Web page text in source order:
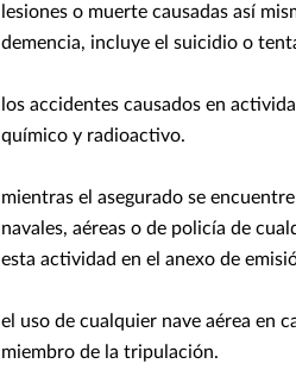
lesiones o muerte causadas así
demencia, incluye el suicidio o
los accidentes causados en
químico y radioactivo.
mientras el asegurado se
navales, aéreas o de policía de
esta actividad en el anexo de
el uso de cualquier nave aérea en
miembro de la tripulación.